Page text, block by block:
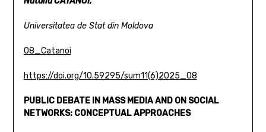
Universitatea de Stat din Moldova
08_Catanoi
https://doi.org/10.59295/sum11(6)2025_08
PUBLIC DEBATE IN MASS MEDIA AND ON SOCIAL
NETWORKS: CONCEPTUAL APPROACHES